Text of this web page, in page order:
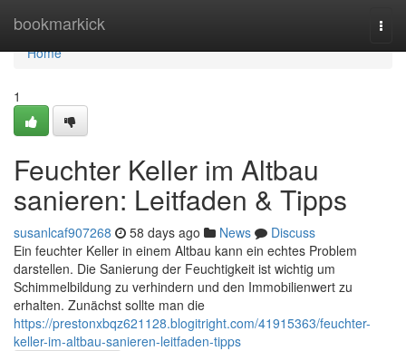
bookmarkick
Home
Home
1
Feuchter Keller im Altbau
sanieren: Leitfaden & Tipps
susanlcaf907268 58 days ago News
Discuss
Ein feuchter Keller in einem Altbau kann ein echtes Problem
darstellen. Die Sanierung der Feuchtigkeit ist wichtig um
Schimmelbildung zu verhindern und den Immobilienwert zu
erhalten. Zunächst sollte man die
https://prestonxbqz621128.blogitright.com/41915363/feuchter-
keller-im-altbau-sanieren-leitfaden-tipps